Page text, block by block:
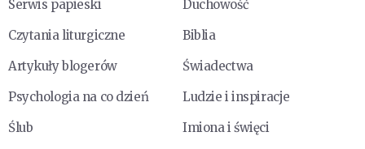
Serwis papieski
Duchowość
Czytania liturgiczne
Biblia
Artykuły blogerów
Świadectwa
Psychologia na co dzień
Ludzie i inspiracje
Ślub
Imiona i święci